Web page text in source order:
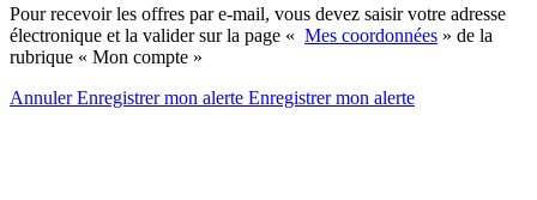
Pour recevoir les offres par e-mail, vous devez saisir votre adresse
électronique et la valider sur la page « Mes coordonnées » de la
rubrique « Mon compte »
AnnulerEnregistrer mon alerte Enregistrermon alerte